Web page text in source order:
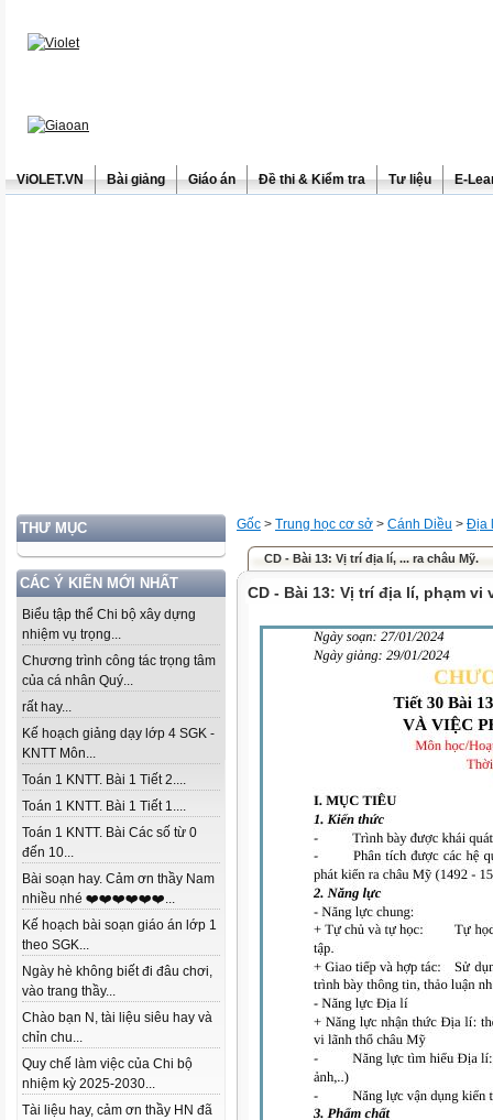
ViOLET.VN Bài giảng Giáo án Đề thi & Kiểm tra Tư liệu E-
THƯ MỤC
CÁC Ý KIẾN MỚI NHẤT
Biểu tập thể Chi bộ xây dựng
nhiệm vụ trọng...
Chương trình công tác trọng tâm
của cá nhân Quý...
rất hay...
Kế hoạch giảng dạy lớp 4 SGK -
KNTT Môn...
Toán 1 KNTT. Bài 1 Tiết 2....
Toán 1 KNTT. Bài 1 Tiết 1....
Toán 1 KNTT. Bài Các số từ 0
đến 10...
Bài soạn hay. Cảm ơn thầy Nam
nhiều nhé ❤️❤️❤️❤️❤️❤️...
Kế hoạch bài soạn giáo án lớp 1
theo SGK...
Ngày hè không biết đi đâu chơi,
vào trang thầy...
Chào bạn N, tài liệu siêu hay và
chỉn chu...
Quy chế làm việc của Chi bộ
nhiệm kỳ 2025-2030...
Tài liệu hay, cảm ơn thầy HN đã
Gốc > Trung học cơ sở > Cánh Diều > Địa
CD - Bài 13: Vị trí địa lí, ... ra châu Mỹ.
CD - Bài 13: Vị trí địa lí, phạm vi